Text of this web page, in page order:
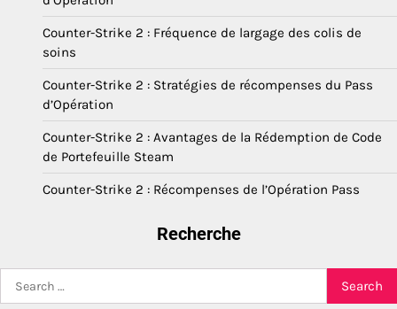
Counter-Strike 2 : Fréquence de largage des colis de
soins
Counter-Strike 2 : Stratégies de récompenses du Pass
d’Opération
Counter-Strike 2 : Avantages de la Rédemption de Code
de Portefeuille Steam
Counter-Strike 2 : Récompenses de l’Opération Pass
Recherche
for: